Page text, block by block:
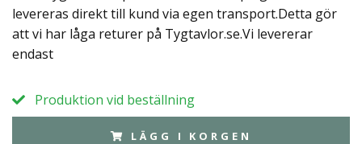
levereras direkt till kund via egen transport.Detta gör
att vi har låga returer på Tygtavlor.se.Vi levererar
endast
Produktion vid beställning
LÄGG I KORGEN